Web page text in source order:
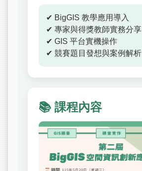
✔ BigGIS 教學應用導入
✔ 專家與得獎教師實務分享
✔ GIS 平台實機操作
✔ 競賽題目發想與案例解析
📚 課程內容